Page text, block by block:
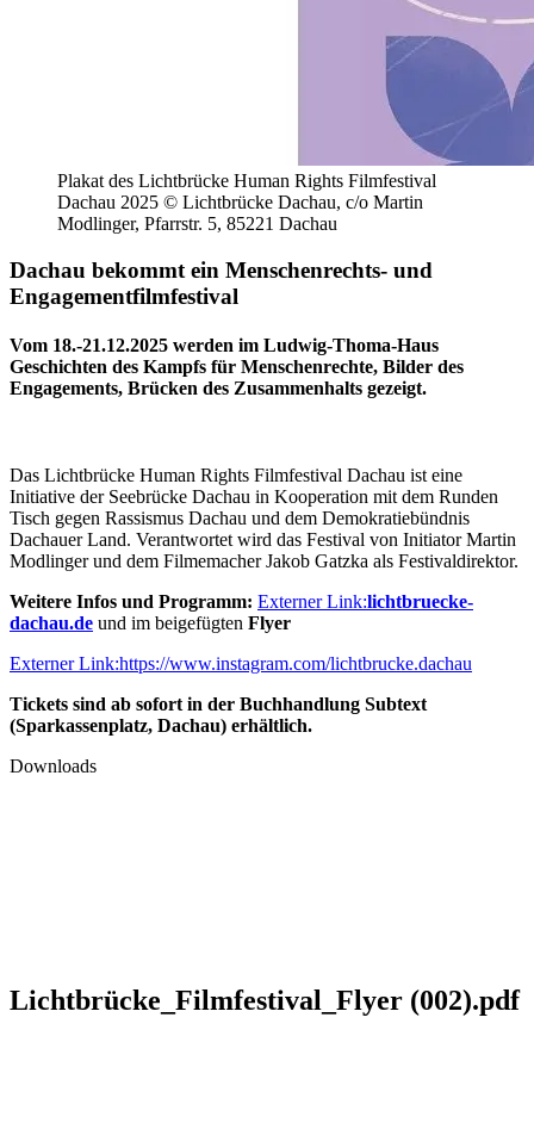
Plakat des Lichtbrücke Human Rights Filmfestival
Dachau 2025 © Lichtbrücke Dachau, c/o Martin
Modlinger, Pfarrstr. 5, 85221 Dachau
Dachau bekommt ein Menschenrechts- und
Engagementfilmfestival
Vom 18.-21.12.2025 werden im Ludwig-Thoma-Haus
Geschichten des Kampfs für Menschenrechte, Bilder des
Engagements, Brücken des Zusammenhalts gezeigt.
Das Lichtbrücke Human Rights Filmfestival Dachau ist eine
Initiative der Seebrücke Dachau in Kooperation mit dem Runden
Tisch gegen Rassismus Dachau und dem Demokratiebündnis
Dachauer Land. Verantwortet wird das Festival von Initiator Martin
Modlinger und dem Filmemacher Jakob Gatzka als Festivaldirektor.
Weitere Infos und Programm: Externer Link:lichtbruecke-
dachau.de und im beigefügten Flyer
Externer Link:https://www.instagram.com/lichtbrucke.dachau
Tickets sind ab sofort in der Buchhandlung Subtext
(Sparkassenplatz, Dachau) erhältlich.
Downloads
Lichtbrücke_Filmfestival_Flyer (002).pdf